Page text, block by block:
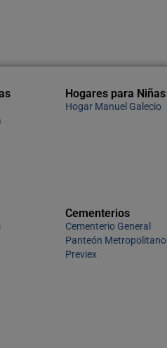
Hogares para Niñas
Hogar Manuel Galecio
Cementerios
Cementerio General
Panteón Metropolitano
Previex